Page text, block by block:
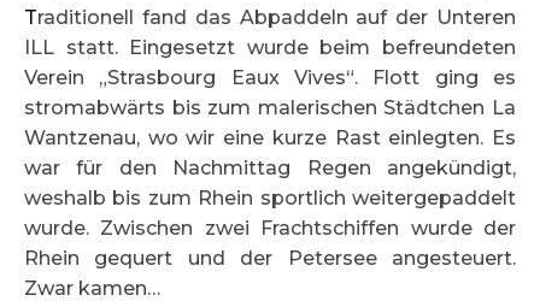
Traditionell fand das Abpaddeln auf der Unteren
ILL statt. Eingesetzt wurde beim befreundeten
Verein „Strasbourg Eaux Vives“. Flott ging es
stromabwärts bis zum malerischen Städtchen La
Wantzenau, wo wir eine kurze Rast einlegten. Es
war für den Nachmittag Regen angekündigt,
weshalb bis zum Rhein sportlich weitergepaddelt
wurde. Zwischen zwei Frachtschiffen wurde der
Rhein gequert und der Petersee angesteuert.
Zwar kamen…